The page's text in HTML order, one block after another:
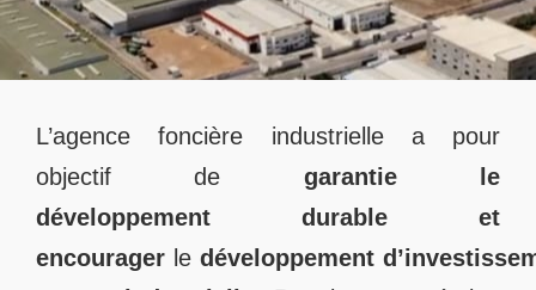
L’agence foncière industrielle a pour
objectif de garantie
le
développement
durable
et
encourager ledéveloppement